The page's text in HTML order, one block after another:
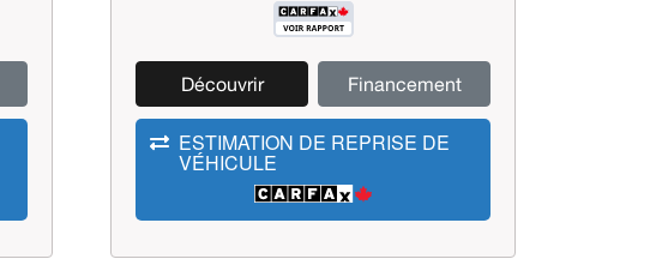
Découvrir Financement
ESTIMATION DE REPRISE DE
VÉHICULE